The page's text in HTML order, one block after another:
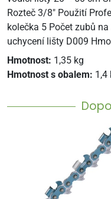
Rozteč 3/8" Použití
kolečka 5 Počet zubů
uchycení lišty D009
Hmotnost: 1,35 kg
Hmotnost s obalem: 1,4